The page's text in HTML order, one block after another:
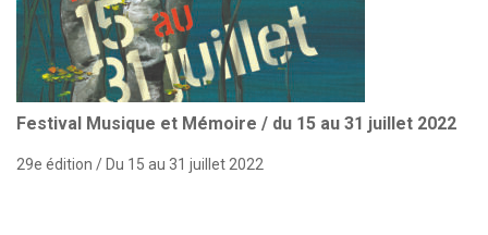
Festival Musique et Mémoire / du 15 au 31 juillet 2022
29e édition / Du 15 au 31 juillet 2022